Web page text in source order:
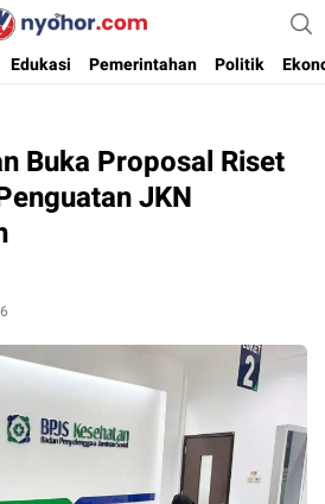
Nyohor.com
Informasi Ternyohor
Edukasi Pemerintahan Politik
Buka Proposal Riset
JKN